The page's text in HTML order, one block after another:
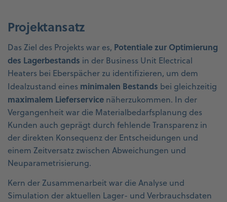
Projektansatz
Das Ziel des Projekts war es, Potentiale zur Optimierung
des Lagerbestands in der Business Unit Electrical
Heaters bei Eberspächer zu identifizieren, um dem
Idealzustand eines minimalen Bestands bei gleichzeitig
maximalem Lieferservice näherzukommen. In der
Vergangenheit war die Materialbedarfsplanung des
Kunden auch geprägt durch fehlende Transparenz in
der direkten Konsequenz der Entscheidungen und
einem Zeitversatz zwischen Abweichungen und
Neuparametrisierung.
Kern der Zusammenarbeit war die Analyse und
Simulation der aktuellen Lager- und Verbrauchsdaten